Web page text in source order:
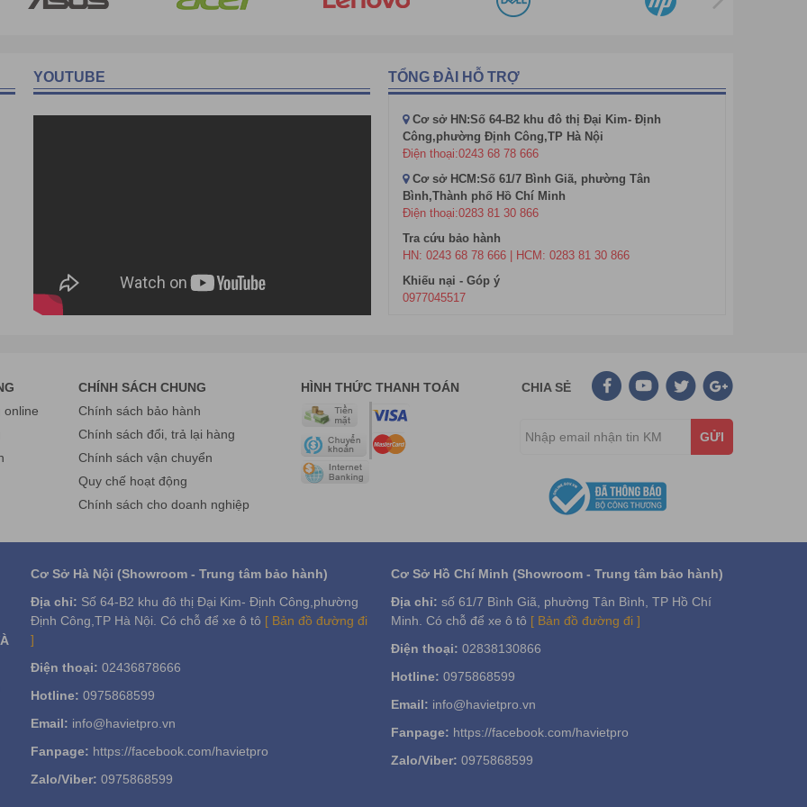
hợp có tên tiếng Anh là: Perfume / Perfume Oil / Fragrance Oil / Scented Oil. Tinh dầu tổng hợp là tinh dầu được tổng
còn tạo ra mùi thơm của các loại cây không có tinh dầu (như táo, dâu tây,…) hay mùi hương mới (mùi biển Hawaii,…).
Đại diện như: thiếu tập thể dục, ăn uống kiêng khem, các chất độc hại ngày càng nhiều hơn,… chúng khiến cơ thể mất
yếu để phục hồi sự cân bằng của cơ thể, giúp bạn cảm thấy tốt hơn. Bạn sẽ cảm giác hồi sinh mỗi ngày dựa vào các
dầu.
VIỆT
Q. Hoàng Mai , TP Hà Nội.
Q. Thanh Xuân, Hà Nội.
0975 86 85 99
Thành phố Hồ Chí Minh.
0975 86 85 99
www.facebook.com/havietpro
YOUTUBE TỔNG ĐÀI HỖ TRỢ
Cơ sở HN:Số 64-B2 khu đô thị Đại Kim- Định
Công,phường Định Công,TP Hà Nội
Điện thoại:0243 68 78 666
Cơ sở HCM:Số 61/7 Bình Giã, phường Tân
Bình,Thành phố Hồ Chí Minh
Điện thoại:0283 81 30 866
Tra cứu bảo hành
HN: 0243 68 78 666 | HCM: 0283 81 30 866
Khiếu nại - Góp ý
0977045517
online
CHÍNH SÁCH CHUNG
Chính sách bảo hành
Chính sách đổi, trả lại hàng
Chính sách vận chuyển
Quy chế hoạt động
Chính sách cho doanh nghiệp
HÌNH THỨC THANH TOÁN CHIA SẺ
GỬI
Cơ Sở Hà Nội (Showroom - Trung tâm bảo hành)
Địa chỉ: Số 64-B2 khu đô thị Đại Kim- Định Công,phường
Định Công,TP Hà Nội. Có chỗ để xe ô tô [ Bản đồ đường đi
]
Điện thoại: 02436878666
Hotline: 0975868599
Email: info@havietpro.vn
Fanpage: https://facebook.com/havietpro
Zalo/Viber: 0975868599
Cơ Sở Hồ Chí Minh (Showroom - Trung tâm bảo hành)
Địa chỉ: số 61/7 Bình Giã, phường Tân Bình, TP Hồ Chí
Minh. Có chỗ để xe ô tô [ Bản đồ đường đi ]
Điện thoại: 02838130866
Hotline: 0975868599
Email: info@havietpro.vn
Fanpage: https://facebook.com/havietpro
Zalo/Viber: 0975868599